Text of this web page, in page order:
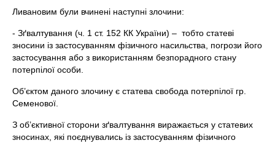
Ливановим були вчинені наступні злочини:
- Зґвалтування (ч. 1 ст. 152 КК України) – тобто статеві
зносини із застосуванням фізичного насильства, погрози його
застосування або з використанням безпорадного стану
потерпілої особи.
Об’єктом даного злочину є статева свобода потерпілої гр.
Семенової.
З об’єктивної сторони зґвалтування виражається у статевих
зносинах, які поєднувались із застосуванням фізичного